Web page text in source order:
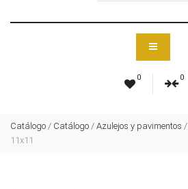
0 0
Catálogo / Catálogo / Azulejos y pavimentos /
11x11